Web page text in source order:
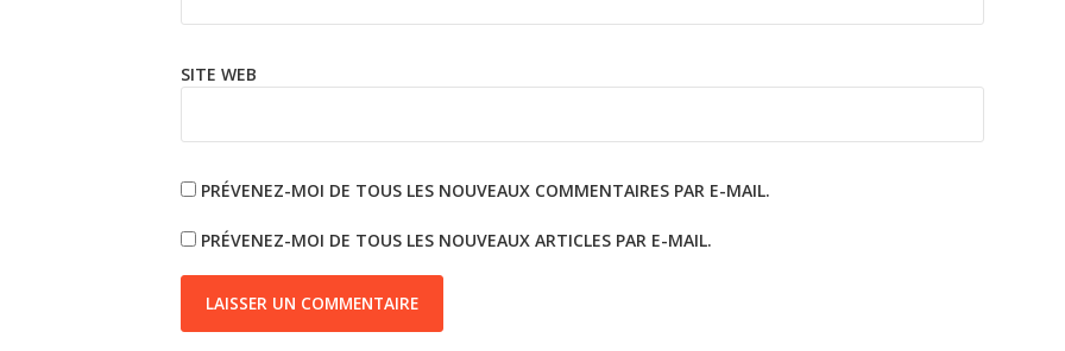
SITE WEB
PRÉVENEZ-MOI DE TOUS LES NOUVEAUX COMMENTAIRES PAR E-MAIL.
PRÉVENEZ-MOI DE TOUS LES NOUVEAUX ARTICLES PAR E-MAIL.